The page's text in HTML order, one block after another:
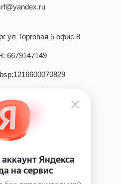
ул Торговая 5 офис 8
6679147149
магазин инструмента